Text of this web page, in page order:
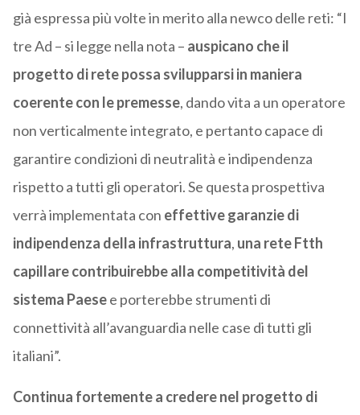
già espressa più volte in merito alla newco delle reti: “I
tre Ad – si legge nella nota – auspicano che il
progetto di rete possa svilupparsi in maniera
coerente con le premesse, dando vita a un operatore
non verticalmente integrato, e pertanto capace di
garantire condizioni di neutralità e indipendenza
rispetto a tutti gli operatori. Se questa prospettiva
verrà implementata con effettive garanzie di
indipendenza della infrastruttura, una rete Ftth
capillare contribuirebbe alla competitività del
sistema Paesee porterebbe strumenti di
connettività all’avanguardia nelle case di tutti gli
italiani”.
Continua fortemente a credere nel progetto di